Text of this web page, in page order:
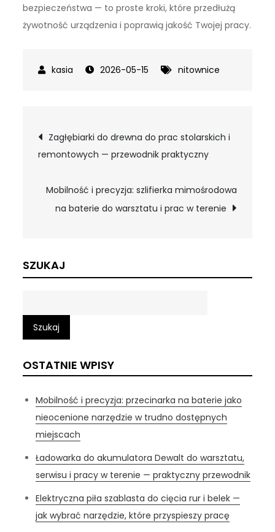
bezpieczeństwa — to proste kroki, które przedłużą
żywotność urządzenia i poprawią jakość Twojej pracy.
2026-05-15 nitownice
Nawigacja
wpisu
Zagłębiarki do drewna do prac stolarskich i
remontowych — przewodnik praktyczny
Mobilność i precyzja: szlifierka mimośrodowa
na baterie do warsztatu i prac w terenie
SZUKAJ
Szukaj
OSTATNIE WPISY
Mobilność i precyzja: przecinarka na baterie jako
nieocenione narzędzie w trudno dostępnych
miejscach
Ładowarka do akumulatora Dewalt do warsztatu,
serwisu i pracy w terenie — praktyczny przewodnik
Elektryczna piła szablasta do cięcia rur i belek —
jak wybrać narzędzie, które przyspieszy pracę